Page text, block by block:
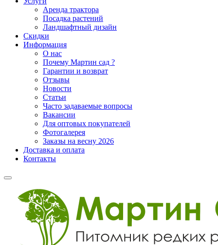
Аренда трактора
Посадка растений
Ландшафтный дизайн
Скидки
Информация
О нас
Почему Мартин сад ?
Гарантии и возврат
Отзывы
Новости
Статьи
Часто задаваемые вопросы
Вакансии
Для оптовых покупателей
Фотогалерея
Заказы на весну 2026
Доставка и оплата
Контакты